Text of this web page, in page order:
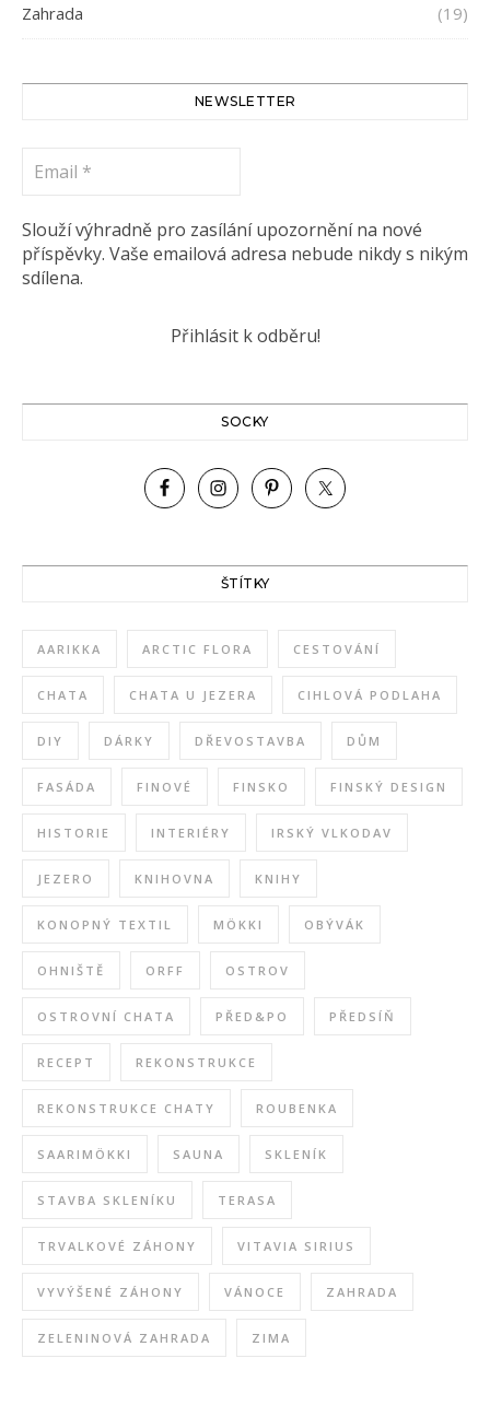
Zahrada (19)
NEWSLETTER
Slouží výhradně pro zasílání upozornění na nové
příspěvky. Vaše emailová adresa nebude nikdy s nikým
sdílena.
SOCKY
ŠTÍTKY
AARIKKA ARCTIC FLORA CESTOVÁNÍ
CHATA CHATA U JEZERA CIHLOVÁ PODLAHA
DIY DÁRKY DŘEVOSTAVBA DŮM
FASÁDA FINOVÉ FINSKO FINSKÝ DESIGN
HISTORIE INTERIÉRY IRSKÝ VLKODAV
JEZERO KNIHOVNA KNIHY
KONOPNÝ TEXTIL MÖKKI OBÝVÁK
OHNIŠTĚ ORFF OSTROV
OSTROVNÍ CHATA PŘED&PO PŘEDSÍŇ
RECEPT REKONSTRUKCE
REKONSTRUKCE CHATY ROUBENKA
SAARIMÖKKI SAUNA SKLENÍK
STAVBA SKLENÍKU TERASA
TRVALKOVÉ ZÁHONY VITAVIA SIRIUS
VYVÝŠENÉ ZÁHONY VÁNOCE ZAHRADA
ZELENINOVÁ ZAHRADA ZIMA